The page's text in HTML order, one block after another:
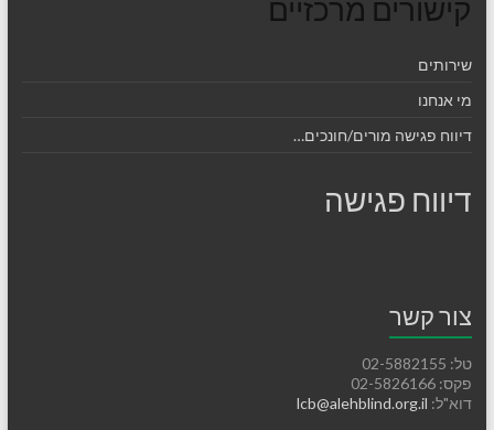
קישורים מרכזיים
שירותים
מי אנחנו
דיווח פגישה מורים/חונכים…
דיווח פגישה
צור קשר
טל: 02-5882155
פקס: 02-5826166
דוא"ל: